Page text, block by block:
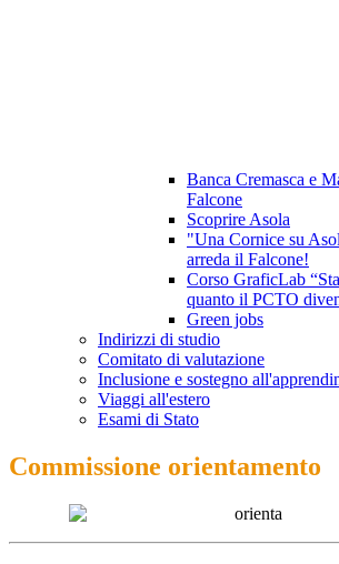
Banca Cremasca e
Falcone
Scoprire Asola
"Una Cornice su
arreda il Falcone!
Corso GraficLab
quanto il PCTO
Green jobs
Indirizzi di studio
Comitato di valutazione
Inclusione e sostegno
Viaggi all'estero
Esami di Stato
Commissione orientamento